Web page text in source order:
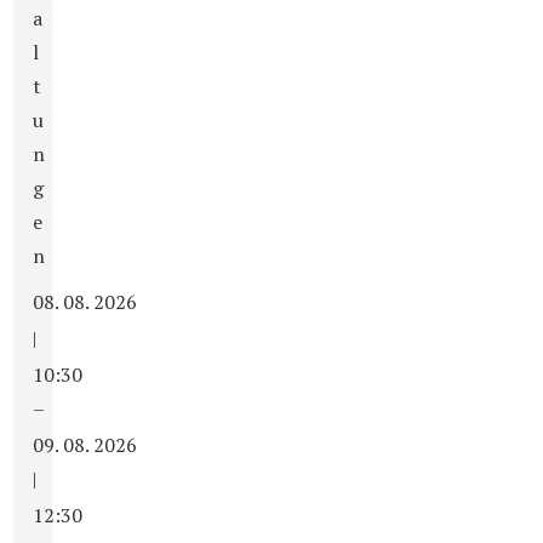
a
l
t
u
n
g
e
n
08. 08. 2026
|
10:30
–
09. 08. 2026
|
12:30